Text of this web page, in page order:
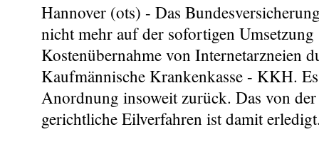
Hannover (ots) - Das
nicht mehr auf der sofortigen Umsetzung
Kostenübernahme von Internetarzneien
Kaufmännische Krankenkasse - KKH.
Anordnung insoweit zurück. Das von
gerichtliche Eilverfahren ist damit